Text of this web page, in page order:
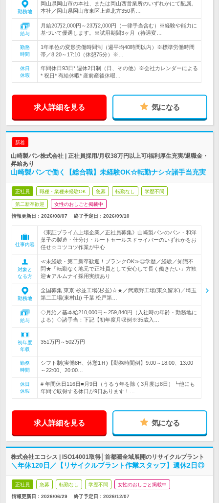
勤務地
岡山県岡山市の本社、または岡山西営業所のいずれかにて配属。
本社／岡山県岡山市東区上道北方350番…
給与
月給20万2,000円～23万2,000円（一律手当含む）※経験や能力に
基づいて優遇します。※試用期間3ヶ月（待遇変…
勤務
時間
1年単位の変形労働時間制（週平均40時間以内）※標準労働時間
帯／8:20～17:10（休憩75分）※…
休日
休暇
年間休日93日* 週休2日制（日、その他）※会社カレンダーによる
* 祝日* 有給休暇* 産前産後休暇…
求人詳細を見る 気になる
新着
山崎製パン株式会社 | 正社員採用/月収38万円以上可/福利厚生充実/退職金・
昇給あり
山崎製パンで働く【総合職】未経験OK☆転勤ナシ☆諸手当充実
正社員 職種・業種未経験OK 急募 転勤なし 学歴不問
第二新卒歓迎 女性のおしごと掲載中
情報更新日：2026/08/07 終了予定日： 2026/09/10
仕事内容
《東証プライム上場企業／正社員募集》山崎製パンのパン・和洋
菓子の製造・仕分け・ルートセールスドライバーのいずれかをお
任せ☆コツコツ作業が中心
対象と
なる方
≪未経験・第二新卒歓迎！ブランクOK≫◎学歴／経験／知識不
問★「転勤なく地元で正社員として安心して長く働きたい」方歓
迎★アルムナイ採用実績あり
勤務地
全国募集 東京:杉並工場(杉並)☆★／武蔵野工場(東久留米)／埼玉
第二工場(東村山) 千葉:松戸第…
給与
◇月給／基本給210,000円～259,840円（入社時の年齢・勤務地に
よる）◇諸手当：下記【初年度月収例※35歳入…
初年度
年収
351万円～502万円
勤務
時間
シフト制(実働8H、休憩1Ｈ)【勤務時間例】9:00～18:00、13:00
～22:00、20:00…
休日
休暇
# 年間休日116日■月9日（うるう年を除く3月度は8日）┗他にも
年間で取得する休日が9日あります！…
求人詳細を見る 気になる
株式会社エコシス | ISO14001取得│首都圏全域展開のリサイクルプラント
＼年休120日／【リサイクルプラント作業スタッフ】週休2日◎
正社員 急募 転勤なし 学歴不問 女性のおしごと掲載中
情報更新日：2026/06/29 終了予定日： 2026/12/07